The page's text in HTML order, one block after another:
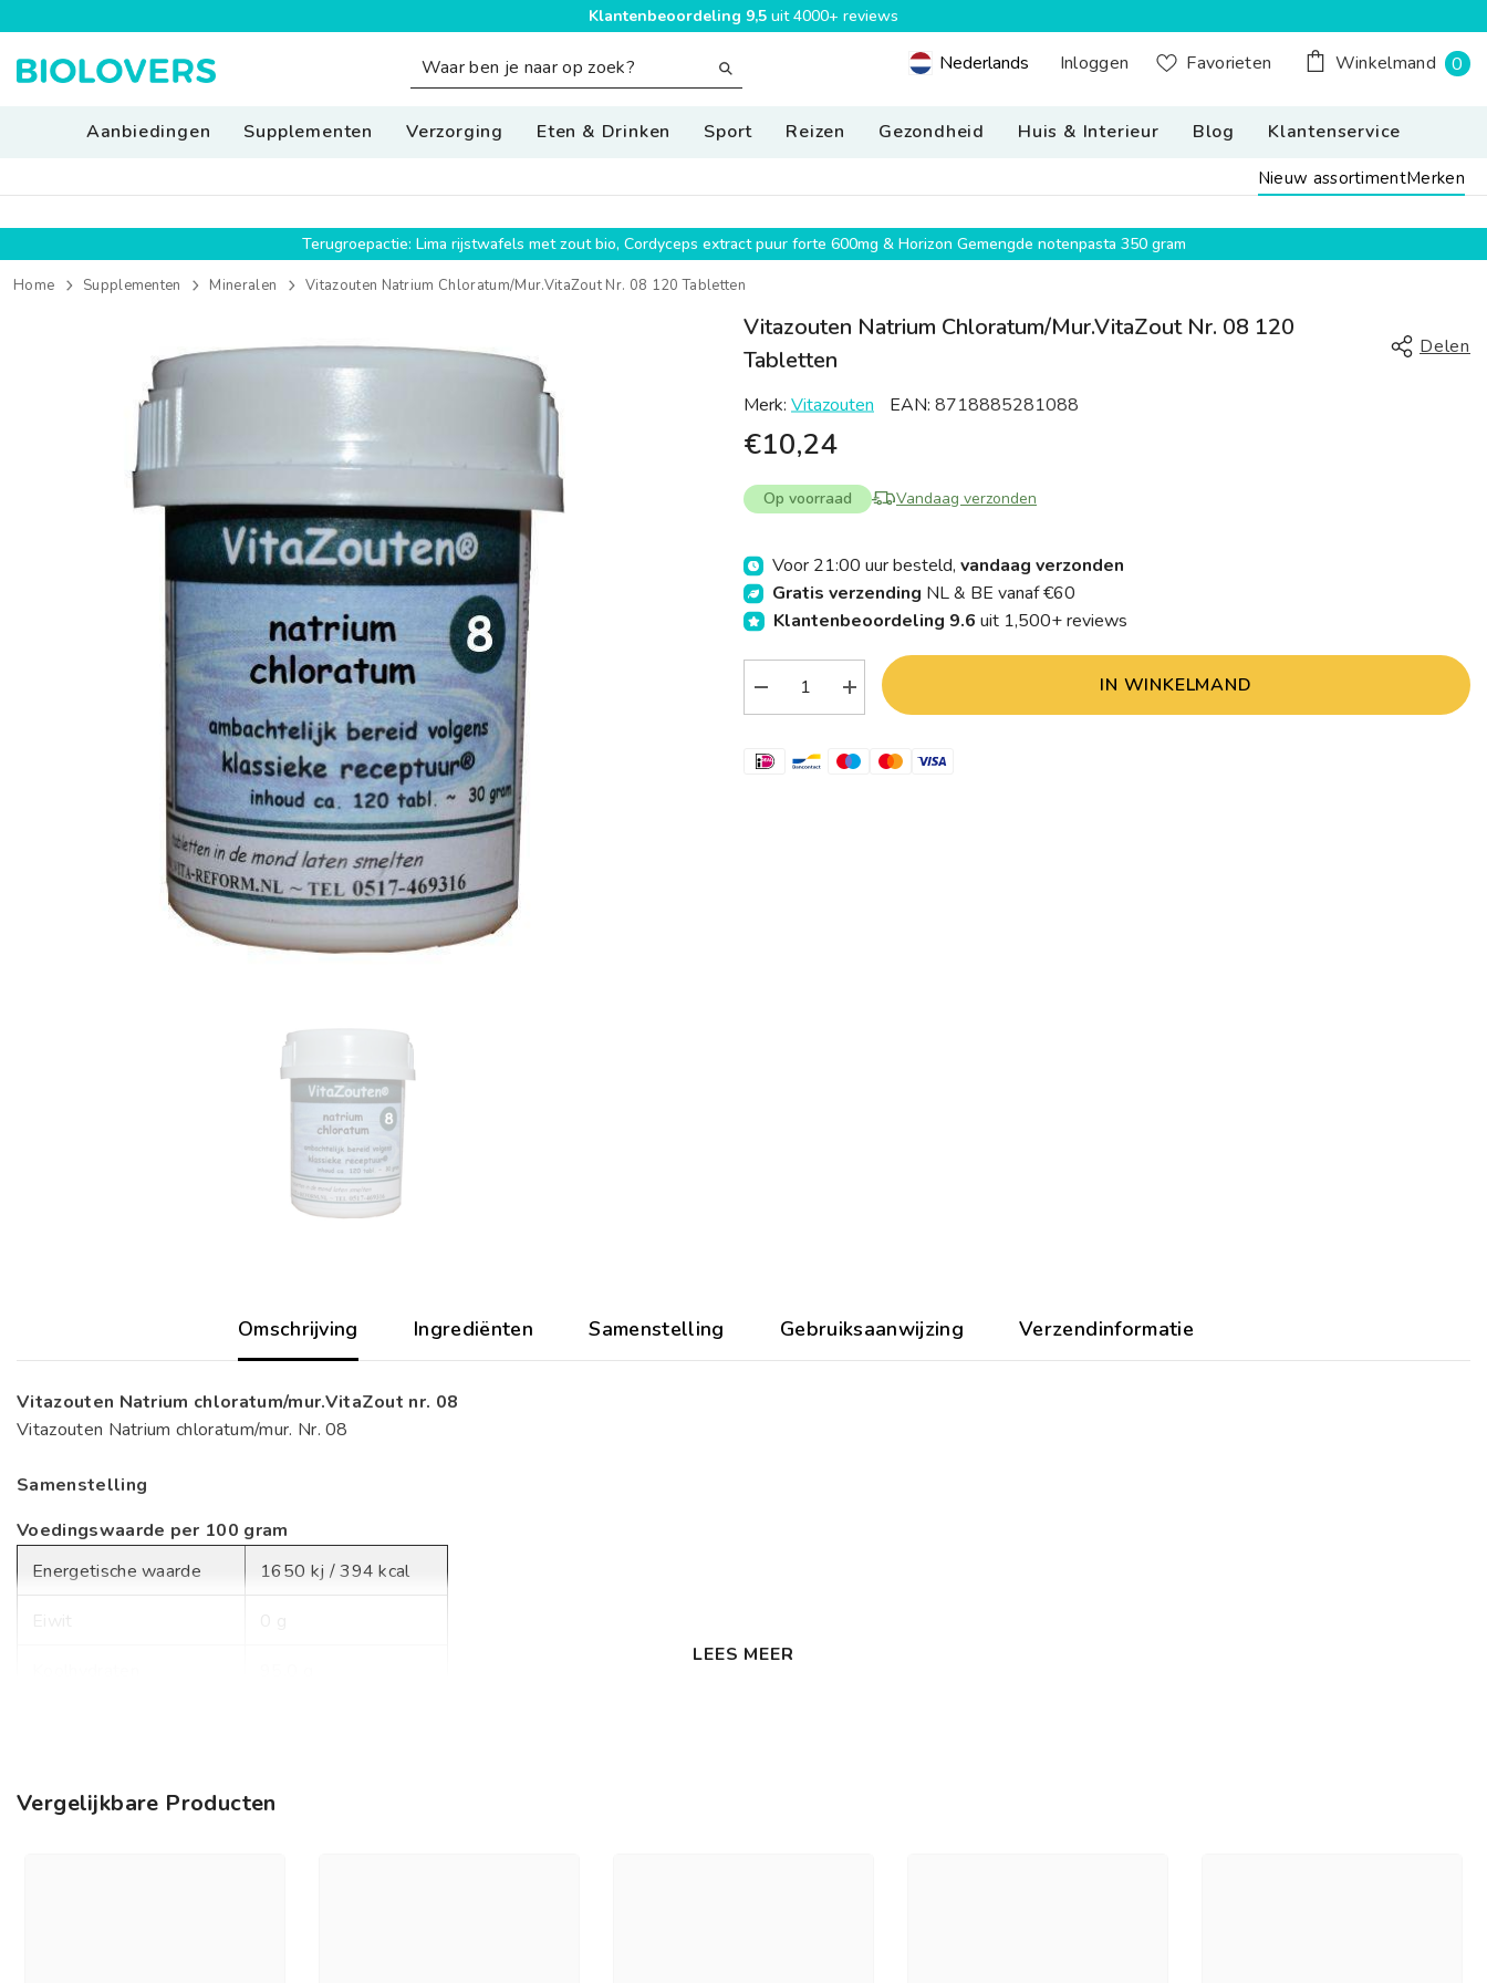
Klantenbeoordeling 9,5 uit 4000+ reviews
Geolocation Button Desktop: Nederland, Nederlands
Nederlands Inloggen Favorieten Winkelmand 00
Aanbiedingen
Supplementen Verzorging Eten & Drinken Sport Reizen Gezondheid Huis & Interieur Blog Klantenservice
Nieuw assortimentMerken
Terugroepactie: Lima rijstwafels met zout bio, Cordyceps extract puur forte 600mg & Horizon Gemengde notenpasta 350 gram
Home Supplementen Mineralen Vitazouten Natrium Chloratum/mur.VitaZout Nr. 08 120 Tabletten
Vitazouten Natrium Chloratum/mur.VitaZout Nr. 08 120
Tabletten
Delen
Merk: Vitazouten EAN: 8718885281088
€10,24
Op voorraad Vandaag verzonden
Voor 21:00 uur besteld, vandaag verzonden
Gratis verzending NL & BE vanaf €60
Klantenbeoordeling 9.6 uit 1,500+ reviews
Verlaag
aantal
chloratum/mur.VitaZout
Verhoog
aantal
chloratum/mur.VitaZout
IN WINKELMAND
Omschrijving Ingrediënten Samenstelling Gebruiksaanwijzing Verzendinformatie
Vitazouten Natrium chloratum/mur.VitaZout nr. 08
Vitazouten Natrium chloratum/mur. Nr. 08
Samenstelling
Voedingswaarde per 100 gram
Energetische waarde
1650 kj / 394 kcal
Vezels
LEES MEER
Vergelijkbare Producten